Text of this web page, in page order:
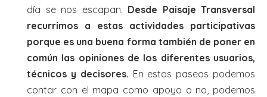
día se nos escapan. Desde Paisaje Transversal
recurrimos a estas actividades participativas
porque es una buena forma también de poner en
común las opiniones de los diferentes usuarios,
técnicos y decisores. En estos paseos podemos
contar con el mapa como apoyo o no, podemos